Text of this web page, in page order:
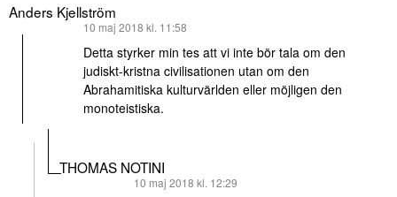
Anders Kjellström
10 maj 2018 kl. 11:58
Detta styrker min tes att vi inte bör tala om den
judiskt-kristna civilisationen utan om den
Abrahamitiska kulturvärlden eller möjligen den
monoteistiska.
THOMAS NOTINI
10 maj 2018 kl. 12:29